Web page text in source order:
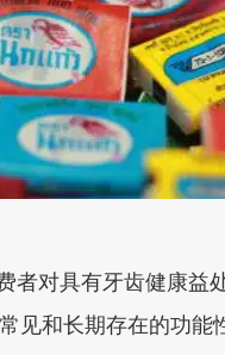
者对具有牙齿健康益
见和长期存在的功